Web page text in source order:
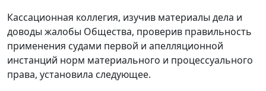
Кассационная коллегия, изучив материалы дела и
доводы жалобы Общества, проверив правильность
применения судами первой и апелляционной
инстанций норм материального и процессуального
права, установила следующее.